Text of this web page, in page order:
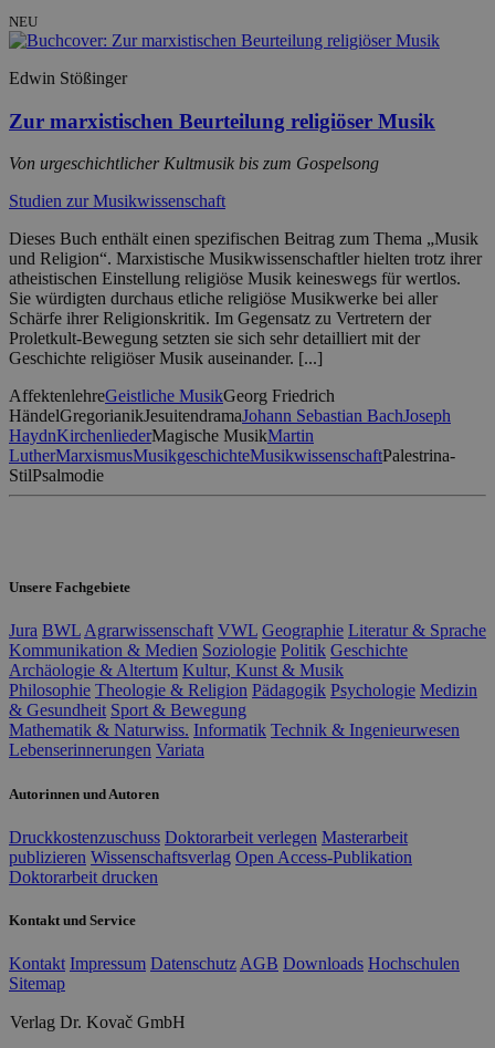
NEU
Edwin Stößinger
Zur marxistischen Beurteilung religiöser Musik
Von urgeschichtlicher Kultmusik bis zum Gospelsong
Studien zur Musikwissenschaft
Dieses Buch enthält einen spezifischen Beitrag zum Thema „Musik
und Religion“. Marxistische Musikwissenschaftler hielten trotz ihrer
atheistischen Einstellung religiöse Musik keineswegs für wertlos.
Sie würdigten durchaus etliche religiöse Musikwerke bei aller
Schärfe ihrer Religionskritik. Im Gegensatz zu Vertretern der
Proletkult-Bewegung setzten sie sich sehr detailliert mit der
Geschichte religiöser Musik auseinander. [...]
AffektenlehreGeistliche MusikGeorg Friedrich
HändelGregorianikJesuitendramaJohann Sebastian BachJoseph
HaydnKirchenliederMagische MusikMartin
LutherMarxismusMusikgeschichteMusikwissenschaftPalestrina-
StilPsalmodie
Unsere Fachgebiete
Jura BWL Agrarwissenschaft VWL Geographie Literatur & Sprache
Kommunikation & Medien Soziologie Politik Geschichte
Archäologie & Altertum Kultur, Kunst & Musik
Philosophie Theologie & Religion Pädagogik Psychologie Medizin
& Gesundheit Sport & Bewegung
Mathematik & Naturwiss. Informatik Technik & Ingenieurwesen
Lebenserinnerungen Variata
Autorinnen und Autoren
Druckkostenzuschuss Doktorarbeit verlegen Masterarbeit
publizieren Wissenschaftsverlag Open Access-Publikation
Doktorarbeit drucken
Kontakt und Service
Kontakt Impressum Datenschutz AGB Downloads Hochschulen
Sitemap
Verlag Dr. Kovač GmbH